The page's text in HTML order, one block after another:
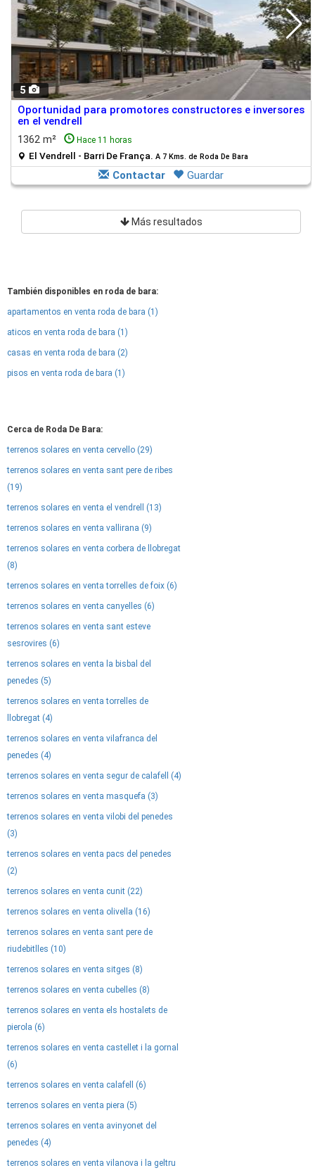
5
Oportunidad para promotores constructores e inversores
en el vendrell
1362 m²
Hace 11 horas
El Vendrell - Barri De França. A 7 Kms. de Roda De Bara
Contactar Guardar
Más resultados
También disponibles en roda de bara:
apartamentos en venta roda de bara (1)
aticos en venta roda de bara (1)
casas en venta roda de bara (2)
pisos en venta roda de bara (1)
Cerca de Roda De Bara:
terrenos solares en venta cervello (29)
terrenos solares en venta sant pere de ribes
(19)
terrenos solares en venta el vendrell (13)
terrenos solares en venta vallirana (9)
terrenos solares en venta corbera de llobregat
(8)
terrenos solares en venta torrelles de foix (6)
terrenos solares en venta canyelles (6)
terrenos solares en venta sant esteve
sesrovires (6)
terrenos solares en venta la bisbal del
penedes (5)
terrenos solares en venta torrelles de
llobregat (4)
terrenos solares en venta vilafranca del
penedes (4)
terrenos solares en venta segur de calafell (4)
terrenos solares en venta masquefa (3)
terrenos solares en venta vilobi del penedes
(3)
terrenos solares en venta pacs del penedes
(2)
terrenos solares en venta cunit (22)
terrenos solares en venta olivella (16)
terrenos solares en venta sant pere de
riudebitlles (10)
terrenos solares en venta sitges (8)
terrenos solares en venta cubelles (8)
terrenos solares en venta els hostalets de
pierola (6)
terrenos solares en venta castellet i la gornal
(6)
terrenos solares en venta calafell (6)
terrenos solares en venta piera (5)
terrenos solares en venta avinyonet del
penedes (4)
terrenos solares en venta vilanova i la geltru